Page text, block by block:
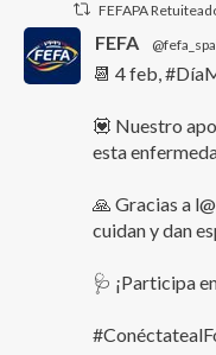
FEFAPA
FEFA
📆 4 feb,
💟 Nuestro
esta
🙏 Gracias a
cuidan y dan
🩺 ¡Participa